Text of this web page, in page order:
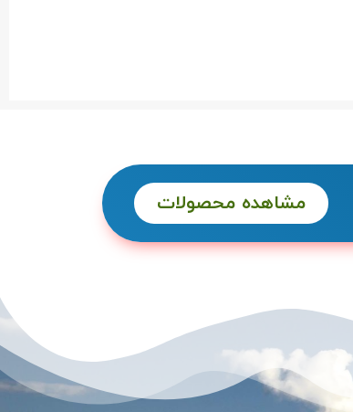
مشاهده محصولات